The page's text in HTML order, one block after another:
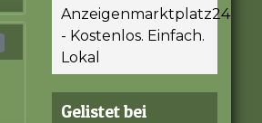
Anzeigenmarktplatz24
- Kostenlos. Einfach.
Lokal
Gelistet bei